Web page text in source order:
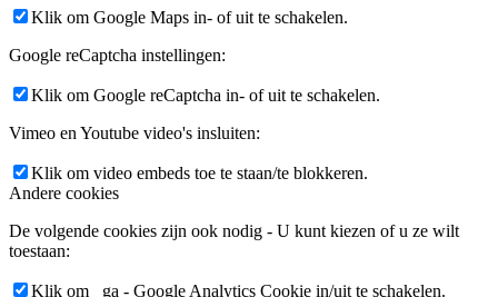
Klik om Google Maps in- of uit te schakelen.
Google reCaptcha instellingen:
Klik om Google reCaptcha in- of uit te schakelen.
Vimeo en Youtube video's insluiten:
Klik om video embeds toe te staan/te blokkeren.
Andere cookies
De volgende cookies zijn ook nodig - U kunt kiezen of u ze wilt
toestaan:
Klik om _ga - Google Analytics Cookie in/uit te schakelen.